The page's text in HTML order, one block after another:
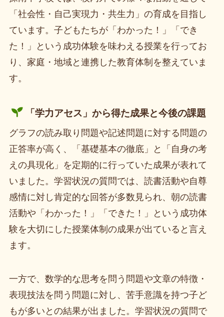
「社会性・自己実現力・共生力」の育成を目指し
ています。子どもたちが「わかった！」「でき
た！」という成功体験を味わえる授業を行ってお
り、家庭・地域と連携した教育体制を整えていま
す。
「学力アセス」から得た成果と今後の課題
グラフの読み取り問題や記述問題に対する問題の
正答率が高く、「基礎基本の徹底」と「自身の考
えの具現化」を定期的に行っていた成果が表れて
いました。学習状況の質問では、読書活動や自尊
感情に対し肯定的な回答が多数見られ、朝の読書
活動や「わかった！」「できた！」という成功体
験を大切にした授業体制の成果が出ていると言え
ます。
一方で、数学的な思考を問う問題や文章の特徴・
表現技法を問う問題に対し、苦手意識を持つ子ど
もが多いとの結果が出ました。学習状況の質問で